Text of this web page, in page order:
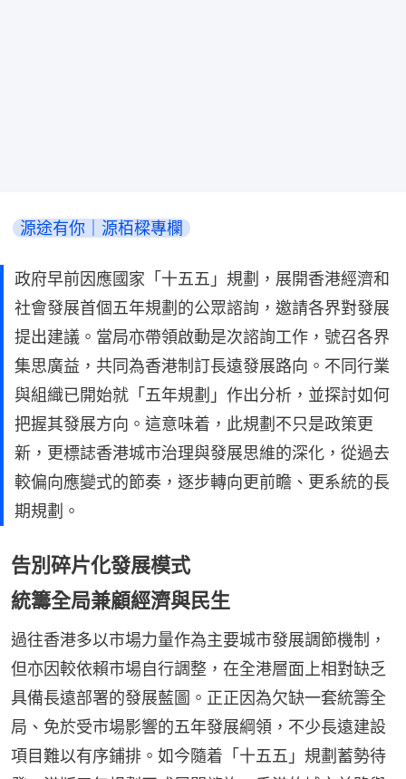
源途有你｜源栢樑專欄
政府早前因應國家「十五五」規劃，展開香港經濟和
社會發展首個五年規劃的公眾諮詢，邀請各界對發展
提出建議。當局亦帶領啟動是次諮詢工作，號召各界
集思廣益，共同為香港制訂長遠發展路向。不同行業
與組織已開始就「五年規劃」作出分析，並探討如何
把握其發展方向。這意味着，此規劃不只是政策更
新，更標誌香港城市治理與發展思維的深化，從過去
較偏向應變式的節奏，逐步轉向更前瞻、更系統的長
期規劃。
告別碎片化發展模式
統籌全局兼顧經濟與民生
過往香港多以市場力量作為主要城市發展調節機制，
但亦因較依賴市場自行調整，在全港層面上相對缺乏
具備長遠部署的發展藍圖。正正因為欠缺一套統籌全
局、免於受市場影響的五年發展綱領，不少長遠建設
項目難以有序鋪排。如今隨着「十五五」規劃蓄勢待